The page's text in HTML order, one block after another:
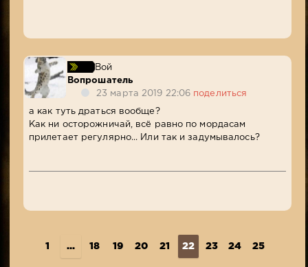
Вой
Вопрошатель
23 марта 2019 22:06 поделиться
а как туть драться вообще?
Как ни осторожничай, всё равно по мордасам
прилетает регулярно... Или так и задумывалось?
1 ... 18 19 20 21 22 23 24 25